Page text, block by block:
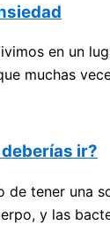
en un
muchas
ir?
tener una
y las